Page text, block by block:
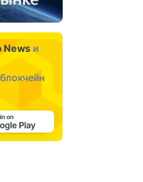
News и